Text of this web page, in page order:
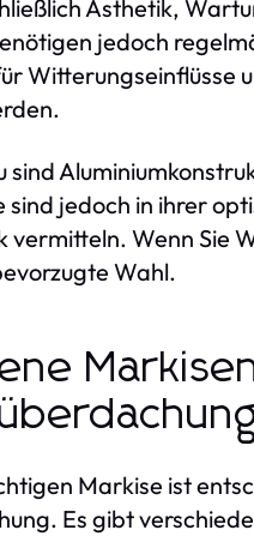
Ästhetik,
jedoch
Witterungseinflüsse
sind
sind jedoch in ihrer
vermitteln. Wenn Sie
Wahl.
Markise ist
Es gibt